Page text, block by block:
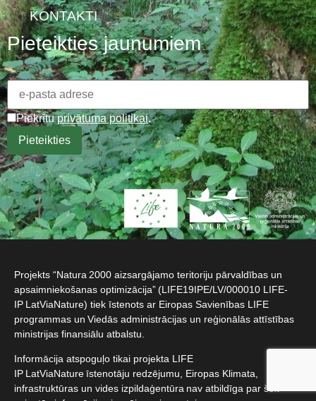
KONTAKTI
Pieteikties jaunumiem
Piekrītuprivātuma politikai.
Projekts “Natura 2000 aizsargājamo teritoriju pārvaldības un
apsaimniekošanas optimizācija” (LIFE19IPE/LV/000010 LIFE-
IP LatViaNature) tiek īstenots ar Eiropas Savienības LIFE
programmas un Viedās administrācijas un reģionālās attīstības
ministrijas finansiālu atbalstu.​
Informācija atspoguļo tikai projekta LIFE
IP LatViaNature īstenotāju redzējumu, Eiropas Klimata,
infrastruktūras un vides izpildaģentūra nav atbildīga par šeit